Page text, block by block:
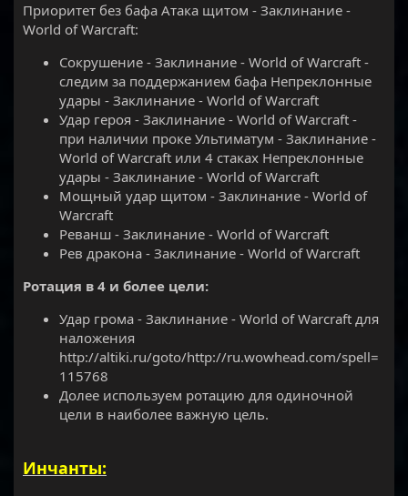
Приоритет без бафа Атака щитом - Заклинание -
World of Warcraft:
Сокрушение - Заклинание - World of Warcraft -
следим за поддержанием бафа Непреклонные
удары - Заклинание - World of Warcraft
Удар героя - Заклинание - World of Warcraft -
при наличии проке Ультиматум - Заклинание -
World of Warcraft или 4 стаках Непреклонные
удары - Заклинание - World of Warcraft
Мощный удар щитом - Заклинание - World of
Warcraft
Реванш - Заклинание - World of Warcraft
Рев дракона - Заклинание - World of Warcraft
Ротация в 4 и более цели:
Удар грома - Заклинание - World of Warcraft для
наложения
http://altiki.ru/goto/http://ru.wowhead.com/spell=
115768
Долее используем ротацию для одиночной
цели в наиболее важную цель.
Инчанты: